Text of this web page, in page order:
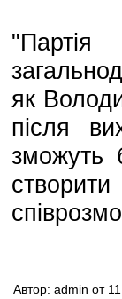
як
після
зможуть
Автор: admin от